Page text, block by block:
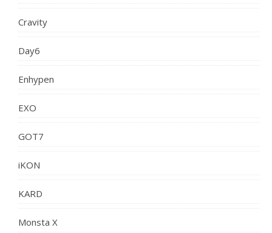
Cravity
Day6
Enhypen
EXO
GOT7
iKON
KARD
Monsta X